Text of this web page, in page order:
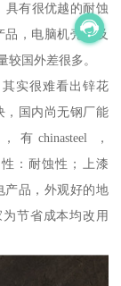
具有很优越的耐蚀
，电脑机壳以及
国外差很多。
实很难看出锌花
，国内尚无钢厂能
chinasteel ，
性：耐蚀性；上漆
产品，外观好的地
节省成本均改用